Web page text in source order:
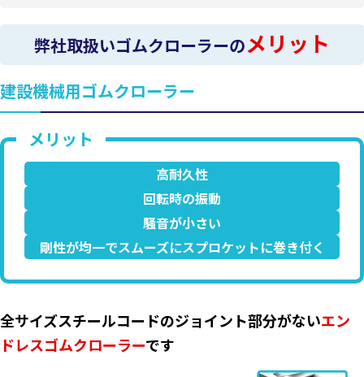
弊社取扱いゴムクローラーのメリット
建設機械用ゴムクローラー
高耐久性
回転時の振動
騒音が小さい
剛性が均一でスムーズにスプロケットに巻き付く
全サイズスチールコードのジョイント部分がないエン
ドレスゴムクローラーです